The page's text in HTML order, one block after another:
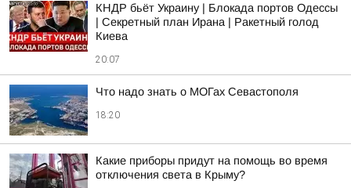
КНДР бьёт Украину | Блокада портов Одессы
| Секретный план Ирана | Ракетный голод
Киева
20:07
Что надо знать о МОГах Севастополя
18:20
Какие приборы придут на помощь во время
отключения света в Крыму?